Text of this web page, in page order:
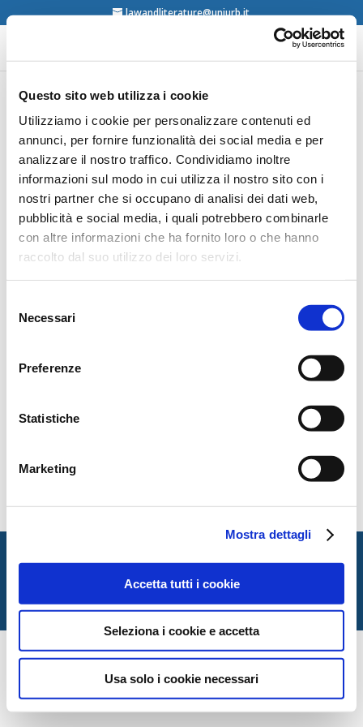
Questo sito web utilizza i cookie
Utilizziamo i cookie per personalizzare contenuti ed
annunci, per fornire funzionalità dei social media e per
analizzare il nostro traffico. Condividiamo inoltre
informazioni sul modo in cui utilizza il nostro sito con i
nostri partner che si occupano di analisi dei dati web,
pubblicità e social media, i quali potrebbero combinarle
con altre informazioni che ha fornito loro o che hanno
raccolto dal suo utilizzo dei loro servizi.
delNecessari
Preferenze
Statistiche
Marketing
Mostra dettagli
Accetta tutti i cookie
Seleziona i cookie e accetta
Usa solo i cookie necessari
lawandliterature@uniurb.it
Michael Widener and
Mark S. Weiner (Eds),
Law’s Picture Books: The
Yale Law Library
Collection, Talbot
Publishing, Clark, New
Jersey, 2017
contents
di Urbino Carlo Bo
Via Matteotti, 1 — Urbino PU